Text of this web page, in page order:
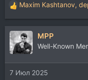
Р
е
а
к
ц
и
и
:
Maxim Kashtanov,
MPP
Well-Known
7 Июл 2025